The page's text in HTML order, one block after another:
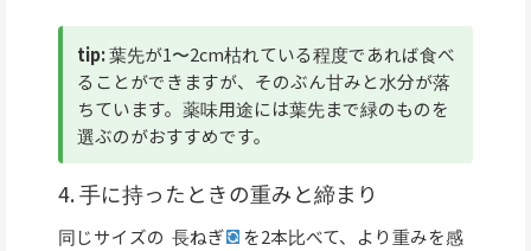
tip:葉先が1〜2cm枯れている程度であれば食べ
ることができますが、そのぶん甘みと水分が落
ちています。薬味用途には葉先まで緑のものを
選ぶのがおすすめです。
4. 手に持ったときの重みと締まり
同じサイズの 長ねぎ
を2本比べて、より重みを感